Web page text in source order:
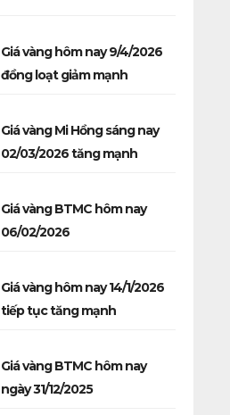
Giá vàng hôm nay 9/4/2026
đồng loạt giảm mạnh
Giá vàng Mi Hồng sáng nay
02/03/2026 tăng mạnh
Giá vàng BTMC hôm nay
06/02/2026
Giá vàng hôm nay 14/1/2026
tiếp tục tăng mạnh
Giá vàng BTMC hôm nay
ngày 31/12/2025